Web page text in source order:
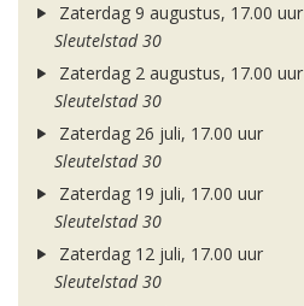
Zaterdag 9 augustus, 17.00 uur
Sleutelstad 30
Zaterdag 2 augustus, 17.00 uur
Sleutelstad 30
Zaterdag 26 juli, 17.00 uur
Sleutelstad 30
Zaterdag 19 juli, 17.00 uur
Sleutelstad 30
Zaterdag 12 juli, 17.00 uur
Sleutelstad 30